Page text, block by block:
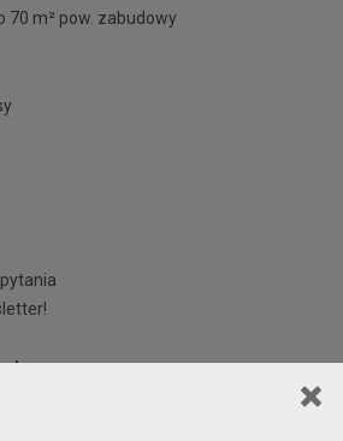
70 m² pow. zabudowy